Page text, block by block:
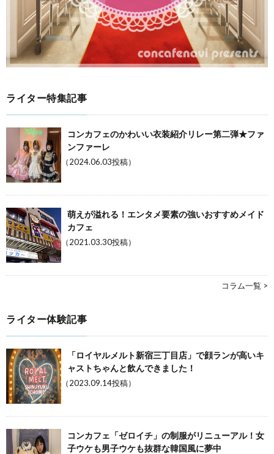
ライター特集記事
コンカフェのかわいい衣装紹介リレー第二弾★ファ
ンファーレ
（2024.06.03投稿）
萌えが溢れる！エンタメ要素の強いおすすめメイド
カフェ
（2021.03.30投稿）
コラム一覧 >
ライター体験記事
「ロイヤルメルト新宿三丁目店」で顔ランが高いキ
ャストちゃんと飲んできました！
（2023.09.14投稿）
コンカフェ「ゼロイチ」の制服がリニューアル！女
子ウケも男子ウケも抜群な韓国風に夢中